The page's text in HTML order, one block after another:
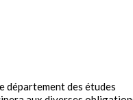
département des études